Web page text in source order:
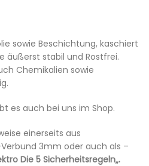
sowie Beschichtung, kaschiert
äußerst stabil und Rostfrei.
Chemikalien sowie
es auch bei uns im Shop.
einerseits aus
3mm oder auch als –
Die 5 Sicherheitsregeln„.